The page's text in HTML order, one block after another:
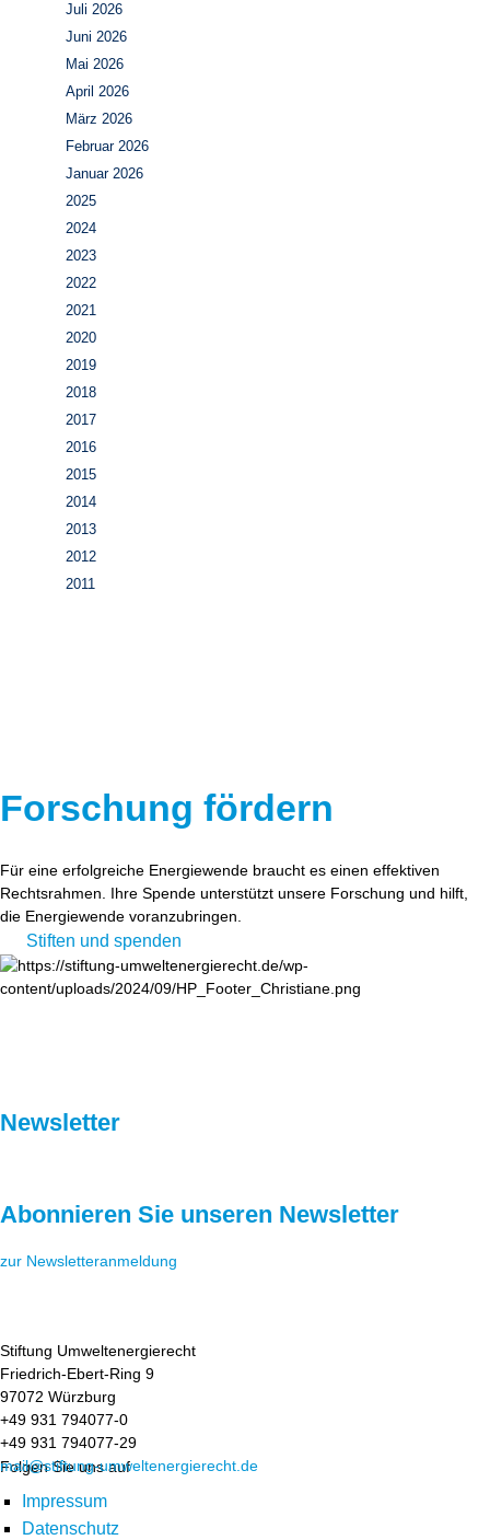
Juli 2026
Juni 2026
Mai 2026
April 2026
März 2026
Februar 2026
Januar 2026
2025
2024
2023
2022
2021
2020
2019
2018
2017
2016
2015
2014
2013
2012
2011
Forschung fördern
Für eine erfolgreiche Energiewende braucht es einen effektiven
Rechtsrahmen. Ihre Spende unterstützt unsere Forschung und hilft,
die Energiewende voranzubringen.
Stiften und spenden
Newsletter
Abonnieren Sie unseren Newsletter
zur Newsletteranmeldung
Stiftung Umweltenergierecht
Friedrich-Ebert-Ring 9
97072 Würzburg
+49 931 794077-0
+49 931 794077-29
mail@stiftung-umweltenergierecht.de
Folgen Sie uns auf
Impressum
Datenschutz